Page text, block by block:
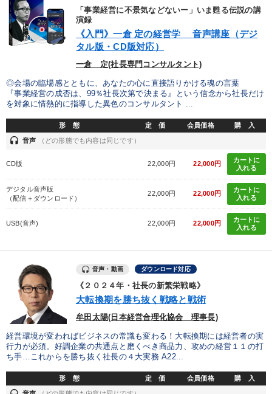
「事業経営に不景気などないー」いま甦る伝説の講
演録
《入門》一倉 定の経営学 音声講座（デジ
タル版・CD版対応）
一倉 定(社長専門コンサルタント)
◎会場の臨場感とともに、あなたの心に直接語りかける魂の言葉
『事業経営の成否は、99％社長次第で決まる』という信念から社長だけ
を対象に情熱的に指導した異色のコンサルタント ...
形 態 定 価 会員価格 購 入
headset 音声 （どの形態でも内容は同じです）
CD版 22,000円 22,000円
カートに
入れる
デジタル音声版
（配信＋ダウンロード）
22,000円 22,000円
カートに
入れる
USB(音声) 22,000円 22,000円
カートに
入れる
音声・動画 ダウンロード対応
《２０２４年・社長の新繁栄戦略》
大転換期を勝ち抜く戦略と戦術
牟田太陽(日本経営合理化協会 理事長)
経営環境が変わればビジネスの常識も変わる！大転換期には経営者の実
行力が必須。好調企業の共通点と磨くべき商品力、攻めの経営１１の打
ち手…これからを勝ち抜く社長の４大実務 A22...
形 態 定 価 会員価格 購 入